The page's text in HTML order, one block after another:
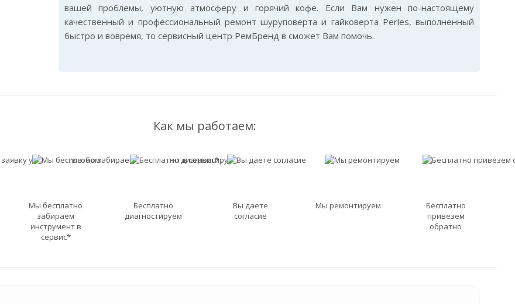
вашей проблемы, уютную атмосферу и горячий кофе. Если Вам нужен по-настоящему
качественный и профессиональный ремонт шуруповерта и гайковерта Perles, выполненный
быстро и вовремя, то сервисный центр РемБренд в сможет Вам помочь.
Как мы работаем:
Мы бесплатно
забираем
инструмент в
сервис*
Бесплатно
диагностируем
Вы даете
согласие
Мы ремонтируем
Бесплатно
привезем
обратно